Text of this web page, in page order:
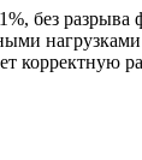
без